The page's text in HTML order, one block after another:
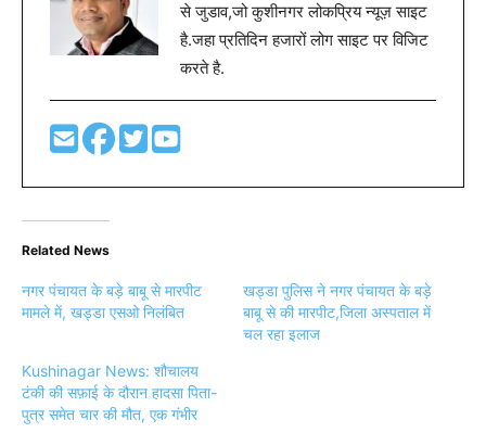
से जुडाव,जो कुशीनगर लोकप्रिय न्यूज़ साइट
है.जहा प्रतिदिन हजारों लोग साइट पर विजिट
करते है.
Related News
नगर पंचायत के बड़े बाबू से मारपीट
मामले में, खड्डा एसओ निलंबित
खड्डा पुलिस ने नगर पंचायत के बड़े
बाबू से की मारपीट,जिला अस्पताल में
चल रहा इलाज
Kushinagar News: शौचालय
टंकी की सफ़ाई के दौरान हादसा पिता-
पुत्र समेत चार की मौत, एक गंभीर